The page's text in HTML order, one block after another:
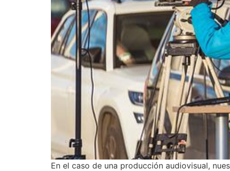
En el caso de una producción audiovisual,